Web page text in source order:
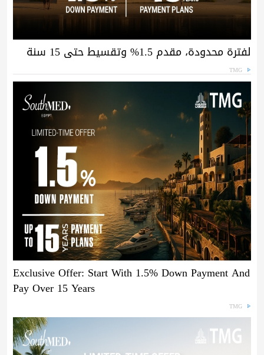
لفترة محدودة، مقدم 1.5% وتقسيط حتى 15 سنة
TMG
Exclusive Offer: Start With 1.5% Down Payment And
Pay Over 15 Years
TMG